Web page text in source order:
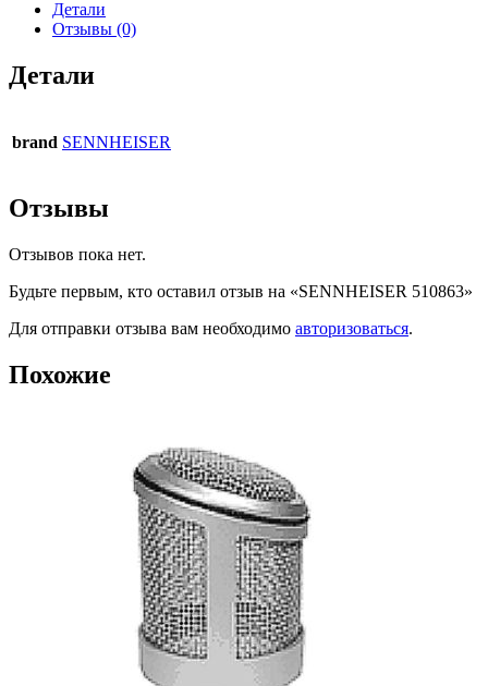
Детали
Отзывы (0)
Детали
brand SENNHEISER
Отзывы
Отзывов пока нет.
Будьте первым, кто оставил отзыв на «SENNHEISER 510863»
Для отправки отзыва вам необходимо авторизоваться.
Похожие